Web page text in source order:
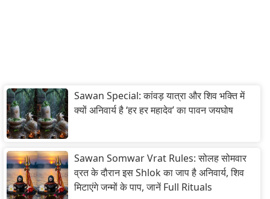
Sawan Special: कांवड़ यात्रा और शिव भक्ति में
क्यों अनिवार्य है ‘हर हर महादेव’ का पावन जयघोष
Sawan Somwar Vrat Rules: सोलह सोमवार
व्रत के दौरान इस Shlok का जाप है अनिवार्य, शिव
मिटाएंगे जन्मों के पाप, जानें Full Rituals